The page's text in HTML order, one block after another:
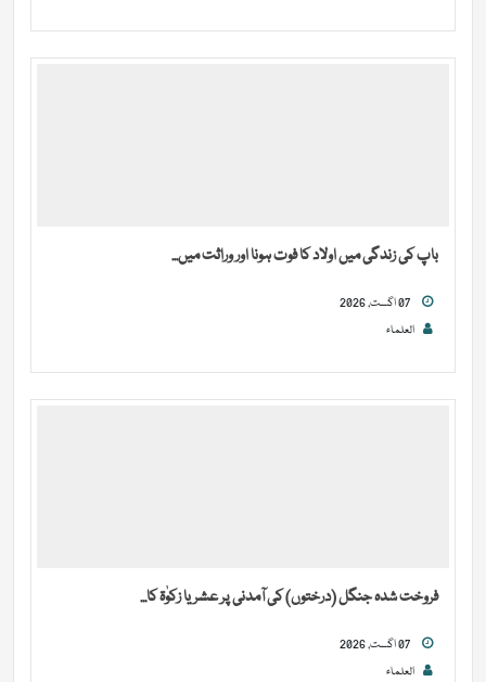
باپ کی زندگی میں اولاد کا فوت ہونا اور وراثت میں...
العلماء
فروخت شدہ جنگل (درختوں) کی آمدنی پر عشر یا زکوٰۃ کا...
العلماء